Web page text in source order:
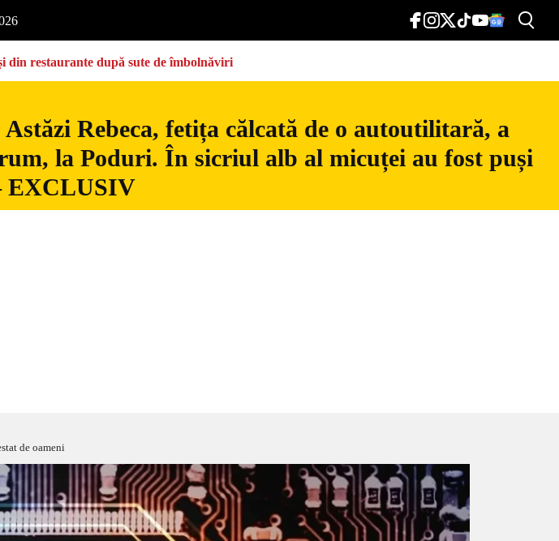
din restaurante după sute de îmbolnăviri
Rebeca, fetița călcată de o autoutilitară, a
la Poduri. În sicriul alb al micuței au fost puși
EXCLUSIV
de oameni